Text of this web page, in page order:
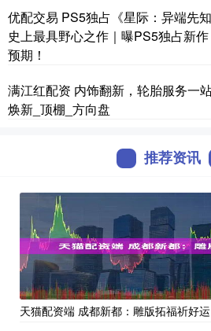
优配交易 PS5独占《星际：异端先
史上最具野心之作｜曝PS5独占新
预期！
满江红配资 内饰翻新，轮胎服务一
焕新_顶棚_方向盘
推荐资讯
天猫配资端 成都新都：雕版拓福祈好运